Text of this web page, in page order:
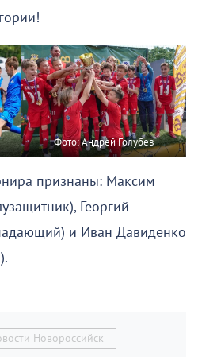
Фото: Андрей Голубев
признаны: Максим
Георгий
и Иван Давиденко
Новороссийск